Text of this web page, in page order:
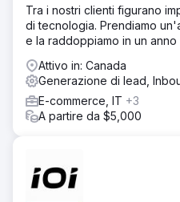
Soluzione
Abbiamo implementato un
sull'intelligenza artificiale per
dei lead, integrato HubSpot
marketing automation e
per l'inoltro in tempo reale
team di vendita. Questo ha
immediato senza interventi
Il traffico organico è
medio delle parole chiave
Tra i nostri clienti figurano
di tecnologia. Prendiamo
e la raddoppiamo in un anno
Attivo in: Canada
Generazione di lead,
E-commerce, IT +3
A partire da $5,000